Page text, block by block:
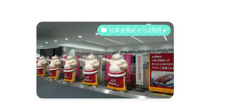
日本全県めぐり2周目✈️